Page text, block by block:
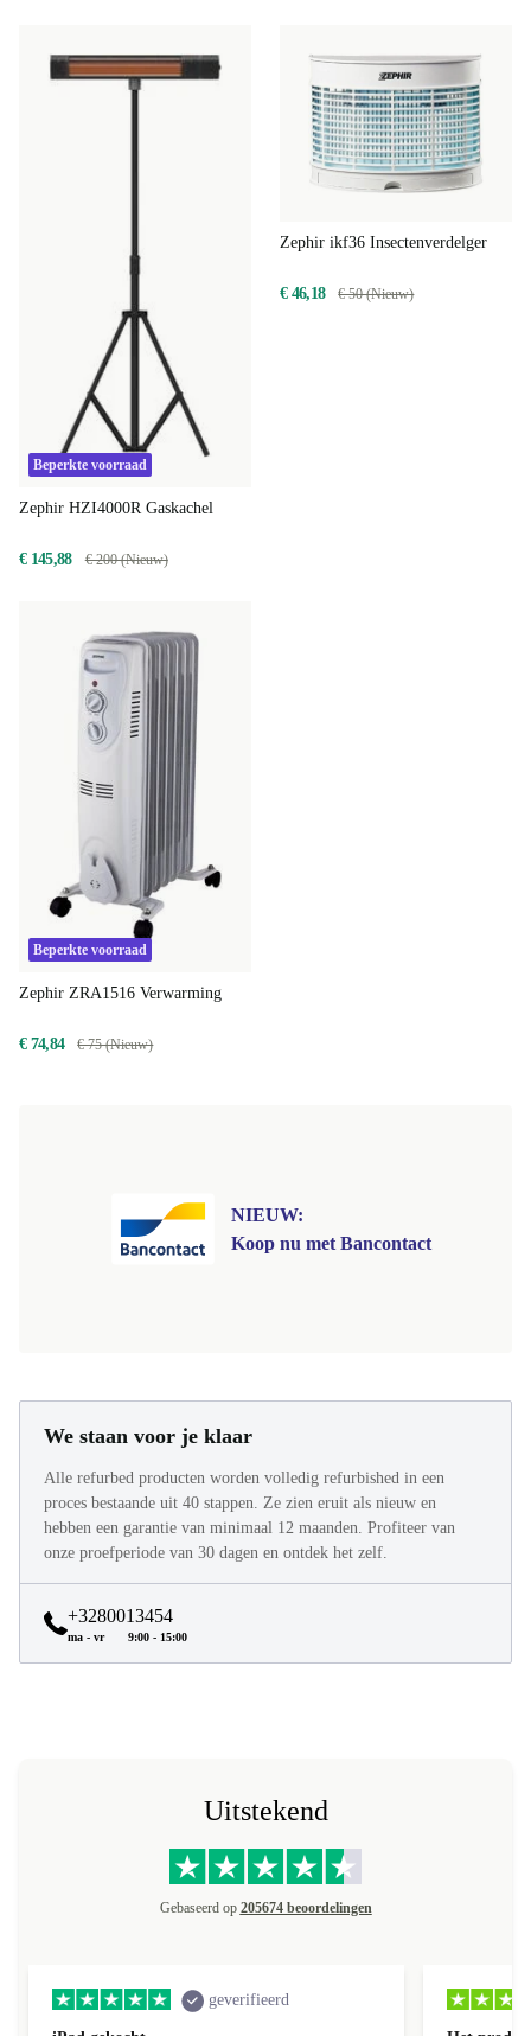
Beperkte voorraad
Zephir HZI4000R Gaskachel
€ 145,88 € 200 (Nieuw)
Zephir ikf36 Insectenverdelger
€ 46,18 € 50 (Nieuw)
Beperkte voorraad
Zephir ZRA1516 Verwarming
€ 74,84 € 75 (Nieuw)
NIEUW:
Koop nu met Bancontact
We staan voor je klaar
Alle refurbed producten worden volledig refurbished in een
proces bestaande uit 40 stappen. Ze zien eruit als nieuw en
hebben een garantie van minimaal 12 maanden. Profiteer van
onze proefperiode van 30 dagen en ontdek het zelf.
+3280013454
ma - vr 9:00 - 15:00
Uitstekend
Gebaseerd op 205674 beoordelingen
geverifieerd